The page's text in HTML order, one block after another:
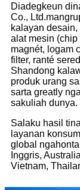
Diadegkeun
Co.,
kalayan
alat mesin (chip
magnét, logam
filter, ranté
Shandong
produk urang
sarta greatly
sakuliah dunya.
Salaku hasil
layanan
global
Inggris,
Vietnam,